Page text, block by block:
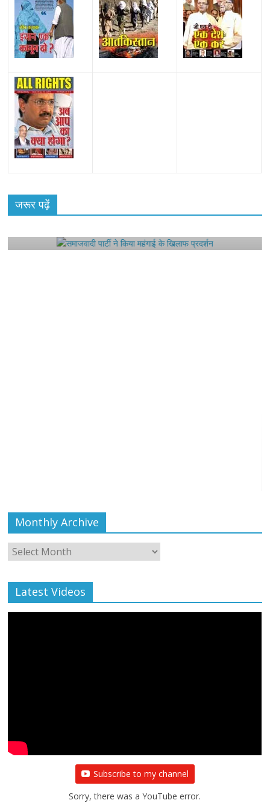
जरूर पढ़ें
राजनीतिक
समाजवादी पार्टी ने किया महंगाई के खिलाफ प्रदर्शन
Monthly Archive
Monthly
Archive
Latest Videos
Subscribe to my channel
Sorry, there was a YouTube error.